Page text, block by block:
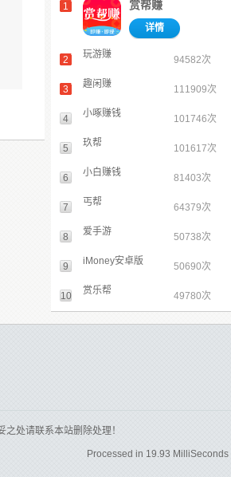
1 赏帮赚
详情
2 玩游赚 94582次
3 趣闲赚 111909次
4 小啄赚钱 101746次
5 玖帮 101617次
6 小白赚钱 81403次
7 丐帮 64379次
8 爱手游 50738次
9 iMoney安卓版 50690次
10 赏乐帮 49780次
处请联系本站删除处理！
Processed in 19.93 MilliSeconds